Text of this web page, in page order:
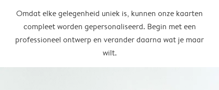
Omdat elke gelegenheid uniek is, kunnen onze kaarten
compleet worden gepersonaliseerd. Begin met een
professioneel ontwerp en verander daarna wat je maar
wilt.